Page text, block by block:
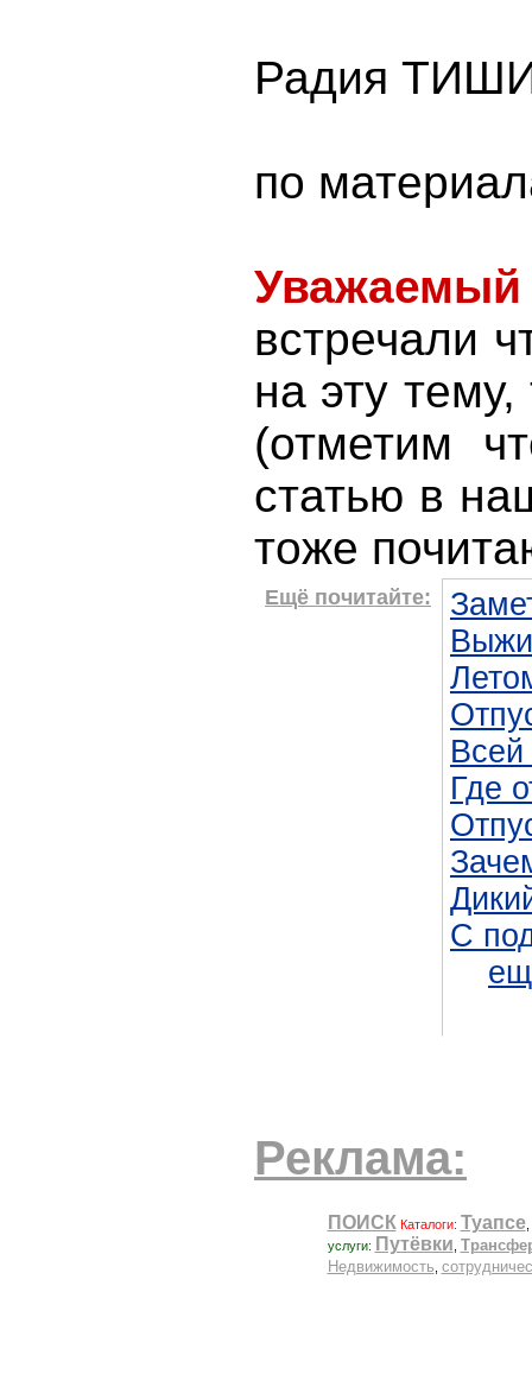
Радия
по
встречали
на эту
(отметим
статью в
тоже
Ещё почитайте:
Где
С
Реклама: